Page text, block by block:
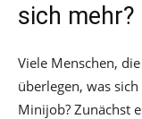
sich mehr?
Viele Menschen,
überlegen, was
Minijob? Zunächst